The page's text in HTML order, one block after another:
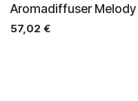
Aromadiffuser Melody
57,02 €